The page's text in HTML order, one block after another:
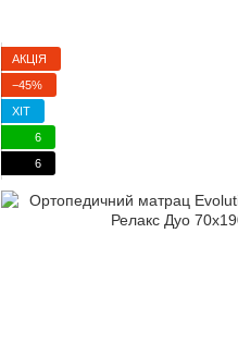
АКЦІЯ
−45%
ХІТ
6
6